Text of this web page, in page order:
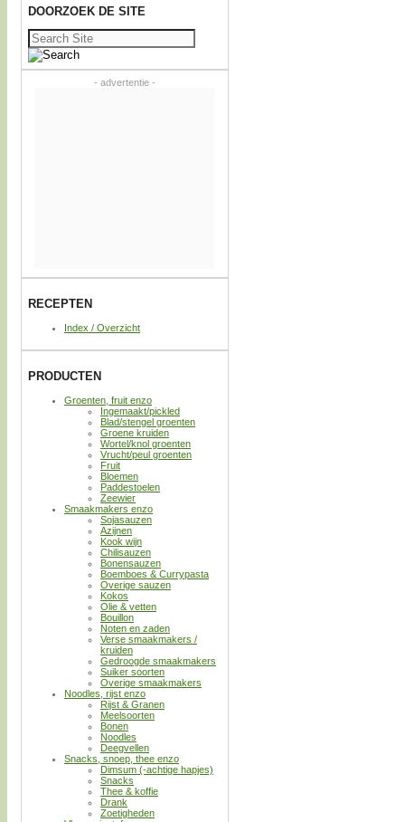
DOORZOEK DE SITE
Zoeken
naar:
- advertentie -
RECEPTEN
Index / Overzicht
PRODUCTEN
Groenten, fruit enzo
Ingemaakt/pickled
Blad/stengel groenten
Groene kruiden
Wortel/knol groenten
Vrucht/peul groenten
Fruit
Bloemen
Paddestoelen
Zeewier
Smaakmakers enzo
Sojasauzen
Azijnen
Kook wijn
Chilisauzen
Bonensauzen
Boemboes & Currypasta
Overige sauzen
Kokos
Olie & vetten
Bouillon
Noten en zaden
Verse smaakmakers /
kruiden
Gedroogde smaakmakers
Suiker soorten
Overige smaakmakers
Noodles, rijst enzo
Rijst & Granen
Meelsoorten
Bonen
Noodles
Deegvellen
Snacks, snoep, thee enzo
Dimsum (-achtige hapjes)
Snacks
Thee & koffie
Drank
Zoetigheden